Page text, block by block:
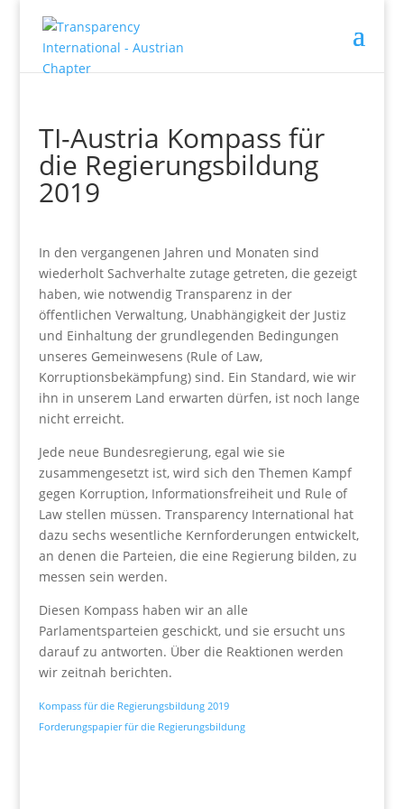
TI-Austria Kompass für
die Regierungsbildung
2019
In den vergangenen Jahren und Monaten sind
wiederholt Sachverhalte zutage getreten, die gezeigt
haben, wie notwendig Transparenz in der
öffentlichen Verwaltung, Unabhängigkeit der Justiz
und Einhaltung der grundlegenden Bedingungen
unseres Gemeinwesens (Rule of Law,
Korruptionsbekämpfung) sind. Ein Standard, wie wir
ihn in unserem Land erwarten dürfen, ist noch lange
nicht erreicht.
Jede neue Bundesregierung, egal wie sie
zusammengesetzt ist, wird sich den Themen Kampf
gegen Korruption, Informationsfreiheit und Rule of
Law stellen müssen. Transparency International hat
dazu sechs wesentliche Kernforderungen entwickelt,
an denen die Parteien, die eine Regierung bilden, zu
messen sein werden.
Diesen Kompass haben wir an alle
Parlamentsparteien geschickt, und sie ersucht uns
darauf zu antworten. Über die Reaktionen werden
wir zeitnah berichten.
Kompass für die Regierungsbildung 2019
Forderungspapier für die Regierungsbildung